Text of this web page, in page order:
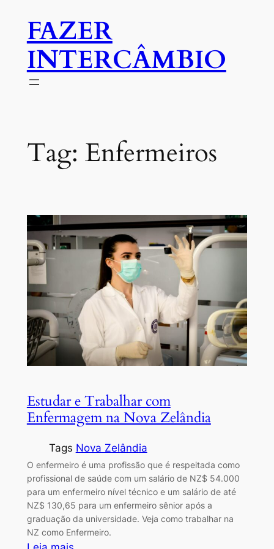
conteúdo
FAZER
INTERCÂMBIO
Tag: Enfermeiros
Estudar e Trabalhar com
Enfermagem na Nova Zelândia
Tags Nova Zelândia
O enfermeiro é uma profissão que é respeitada como
profissional de saúde com um salário de NZ$ 54.000
para um enfermeiro nível técnico e um salário de até
NZ$ 130,65 para um enfermeiro sênior após a
graduação da universidade. Veja como trabalhar na
NZ como Enfermeiro.
: